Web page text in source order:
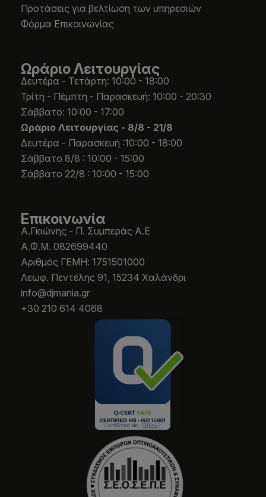
Προτάσεις για βελτίωση των υπηρεσιών
Φόρμα Επικοινωνίας
Ωράριο Λειτουργίας
Δευτέρα - Τετάρτη: 10:00 - 18:00
Τρίτη - Πέμπτη - Παρασκευή: 10:00 - 20:30
Σάββατο: 10:00 - 17:00
Ωράριο Λειτουργίας - 8/8 - 21/8
Δευτέρα - Παρασκευή :10:00 - 18:00
Σάββατο 8/8 : 10:00 - 15:00
Σάββατο 22/8 : 10:00 - 15:00
Επικοινωνία
Α.Γκιώνης - Π. Συμπεράς Α.Ε
Α.Φ.Μ. 082699440
Aριθμός ΓΕΜΗ: 1751501000
Λεωφ. Πεντέλης 91, 15234 Χαλάνδρι
info@djmania.gr
+30 210 614 4068